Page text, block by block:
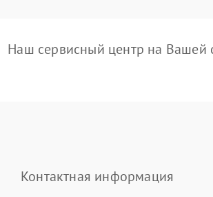
Наш сервисный центр на Вашей
Контактная информация